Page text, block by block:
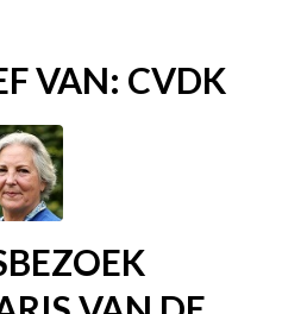
VAN: CVDK